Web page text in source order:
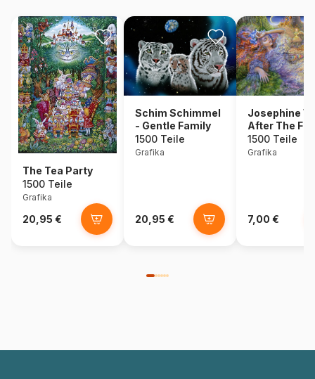
The Tea Party
1500 Teile
Grafika
20,95 €
Schim Schimmel
- Gentle Family
1500 Teile
Grafika
20,95 €
Josephine
After The
Ball
1500 Teile
Grafika
7,00 €